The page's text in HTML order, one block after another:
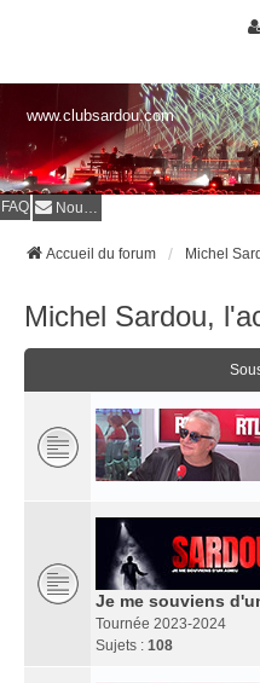
www.clubsardou.com
FAQ Nous contacter
Accueil du forum Michel
Michel Sardou,
Je me souviens
Tournée 2023-2024
Sujets : 108